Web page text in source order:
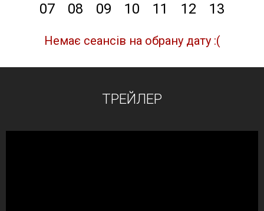
07
08 09 10 11 12 13
Немає сеансів на обрану дату :(
ТРЕЙЛЕР